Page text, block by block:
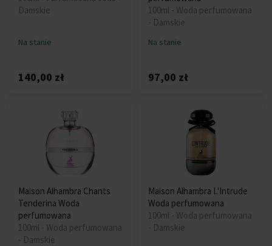
Damskie
Na stanie
140,00 zł
100ml - Woda perfumowana
- Damskie
Na stanie
97,00 zł
Maison Alhambra Chants
Tenderina Woda
perfumowana
100ml - Woda perfumowana
- Damskie
Maison Alhambra L'Intrude
Woda perfumowana
100ml - Woda perfumowana
- Damskie